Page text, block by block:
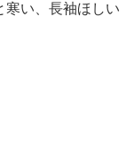
寒い、長袖ほしい